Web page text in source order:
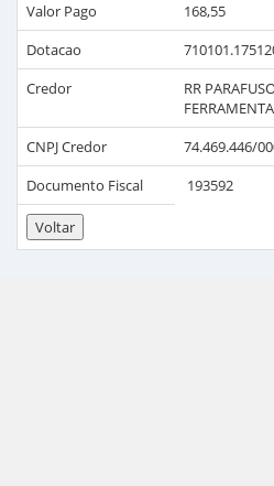
Valor Pago
168,55
Dotacao
Credor
RR
CNPJ Credor
74.469.446/
Documento Fiscal
193592